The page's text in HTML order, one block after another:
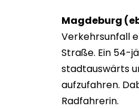
Magdeburg
Verkehrsunfall
Straße. Ein 54-
stadtauswärts
aufzufahren.
Radfahrerin.